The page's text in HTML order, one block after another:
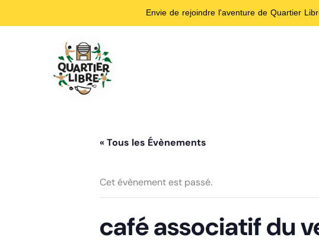
Envie de rejoindre l'aventure de Quartier
« Tous les Évènements
Cet évènement est passé.
café associatif du